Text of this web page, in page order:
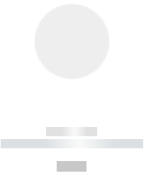
------------
----------- ----------- ----------